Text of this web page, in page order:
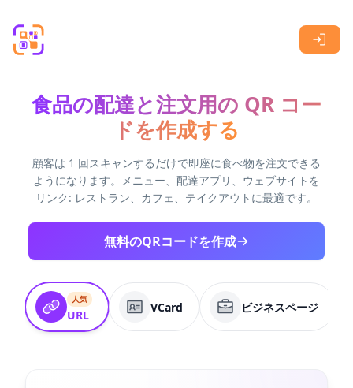
食品の配達と注文用の QR コー
ドを作成する
顧客は 1 回スキャンするだけで即座に食べ物を注文できる
ようになります。メニュー、配達アプリ、ウェブサイトを
リンク: レストラン、カフェ、テイクアウトに最適です。
無料のQRコードを作成
人気
URL
VCard ビジネスページ